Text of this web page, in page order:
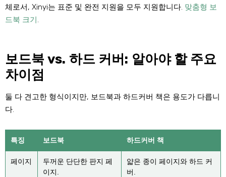
체로서, Xinyi는 표준 및 완전 지원을 모두 지원합니다. 맞춤형 보
드북 크기 .
보드북 vs. 하드 커버: 알아야 할 주요
차이점
둘 다 견고한 형식이지만, 보드북과 하드커버 책은 용도가 다릅니
다.
특징 보드북 하드커버 책
페이지
두꺼운 단단한 판지 페
이지.
얇은 종이 페이지와 하드 커
버.